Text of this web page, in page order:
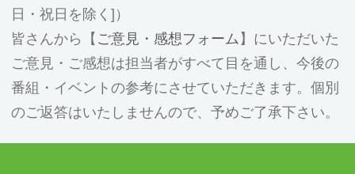
日・祝日を除く]）
皆さんから【 ご意見・感想フォーム 】にいただいた
ご意見・ご感想は担当者がすべて目を通し、今後の
番組・イベントの参考にさせていただきます。個別
のご返答はいたしませんので、予めご了承下さい。